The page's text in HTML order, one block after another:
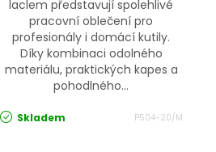
laclem představují spolehlivé
pracovní oblečení pro
profesionály i domácí kutily.
Díky kombinaci odolného
materiálu, praktických kapes a
pohodlného...
Skladem P504-20/M